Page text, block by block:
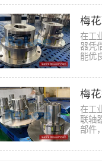
梅
在工
器凭
能优
梅
在工
联轴
部件